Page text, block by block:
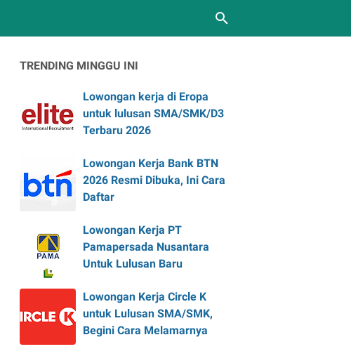
TRENDING MINGGU INI
Lowongan kerja di Eropa
untuk lulusan SMA/SMK/D3
Terbaru 2026
Lowongan Kerja Bank BTN
2026 Resmi Dibuka, Ini Cara
Daftar
Lowongan Kerja PT
Pamapersada Nusantara
Untuk Lulusan Baru
Lowongan Kerja Circle K
untuk Lulusan SMA/SMK,
Begini Cara Melamarnya